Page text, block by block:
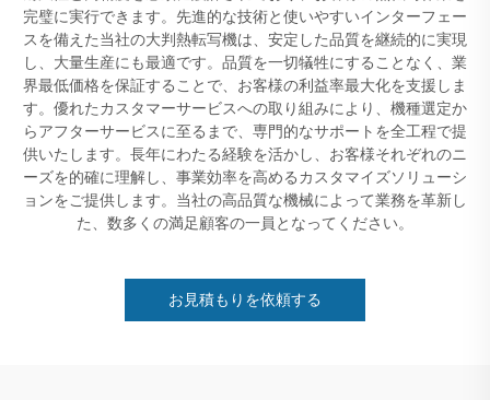
完璧に実行できます。先進的な技術と使いやすいインターフェー
スを備えた当社の大判熱転写機は、安定した品質を継続的に実現
し、大量生産にも最適です。品質を一切犠牲にすることなく、業
界最低価格を保証することで、お客様の利益率最大化を支援しま
す。優れたカスタマーサービスへの取り組みにより、機種選定か
らアフターサービスに至るまで、専門的なサポートを全工程で提
供いたします。長年にわたる経験を活かし、お客様それぞれのニ
ーズを的確に理解し、事業効率を高めるカスタマイズソリューシ
ョンをご提供します。当社の高品質な機械によって業務を革新し
た、数多くの満足顧客の一員となってください。
お見積もりを依頼する